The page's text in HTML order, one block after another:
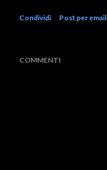
Condividi Post per email
COMMENTI